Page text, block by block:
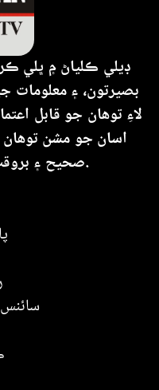
ڊيلي ڪلياڻ ۾ ڀلي
بصيرتون، ۽ معلومات
لاءِ توهان جو قابل
اسان جو مشن توهان
صحيح ۽ بروقت خبرون پهچائڻ آهي.